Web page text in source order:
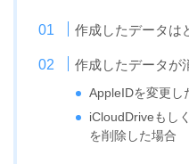
作成したデータは
作成したデータが
AppleIDを変更し
iCloudDriveもし
を削除した場合